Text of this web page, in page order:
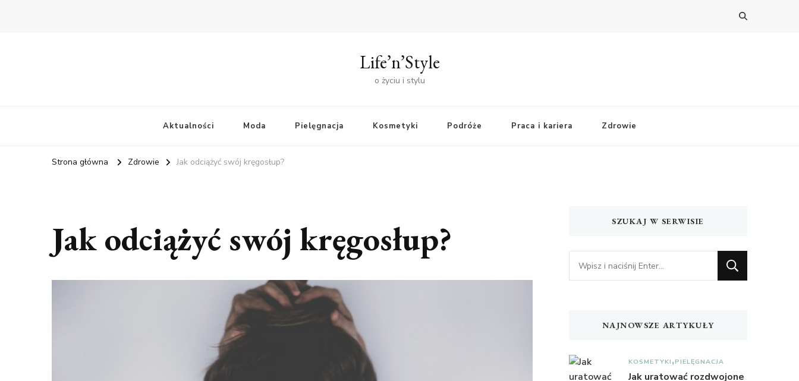
Life’n’Style
o życiu i stylu
Aktualności Moda Pielęgnacja Kosmetyki Podróże Praca i kariera Zdrowie
Strona główna Zdrowie Jak odciążyć swój kręgosłup?
Jak odciążyć swój kręgosłup? SZUKAJ W SERWISIE
Szukasz
czegoś?
NAJNOWSZE ARTYKUŁY
KOSMETYKI PIELĘGNACJA
Jak uratować rozdwojone